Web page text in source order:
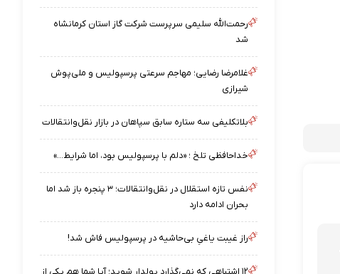
رحمت‌الله سلیمی سرپرست شرکت گاز استان کرمانشاه
شد
غلامرضا رضایی؛ مهاجم سرعتی پرسپولیس و ملی‌پوش
شیرازی
بلاتکلیفی سه ستاره سابق سپاهان در بازار نقل‌وانتقالات
خداحافظی تلخ ؛ «دلم با پرسپولیس بود، اما شرایط…»
نفس تازه استقلال در نقل‌وانتقالات؛ ۳ پنجره باز شد اما
بحران ادامه دارد
راز غیبت یاغیِ بی‌حاشیه در پرسپولیس فاش شد!
۱۲ اشتباهی که نمی‌گذارد پولدار شوید؛ آیا شما هم یکی از